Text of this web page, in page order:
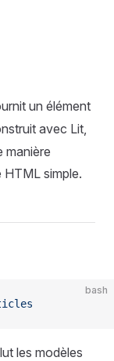
un élément
avec Lit,
manière
simple.
bash
les modèles